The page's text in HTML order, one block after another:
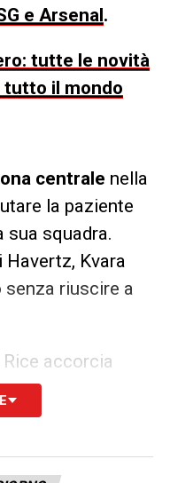
e Arsenal .
tutte le novità
tutto il mondo
centrale nella
la paziente
sua squadra.
Kvara
riuscire a
Rice accorcia
Hincapie lo
legare il gioco